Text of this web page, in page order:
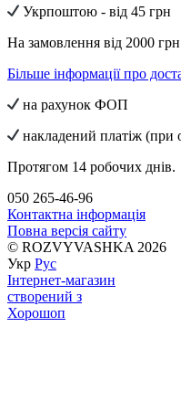
Укрпоштою - від 45 грн
На замовлення від 2000
Більше інформації про
на рахунок ФОП
накладений платіж (при
Протягом 14 робочих днів.
050 265-46-96
Контактна інформація
Повна версія сайту
© ROZVYVASHKA 2026
Укр Рус
Інтернет-магазин
створений з
Хорошоп